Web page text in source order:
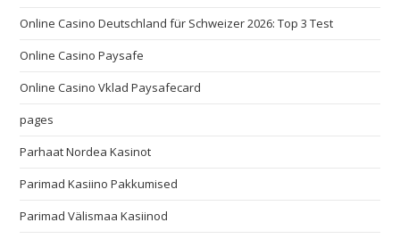
Online Casino Deutschland für Schweizer 2026: Top 3 Test
Online Casino Paysafe
Online Casino Vklad Paysafecard
pages
Parhaat Nordea Kasinot
Parimad Kasiino Pakkumised
Parimad Välismaa Kasiinod